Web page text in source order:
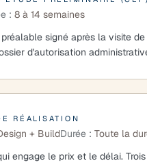
: 8 à 14 semaines
signé après la visite
d'autorisation
RÉALISATION
+ BuildDurée : Toute la
engage le prix et le délai.